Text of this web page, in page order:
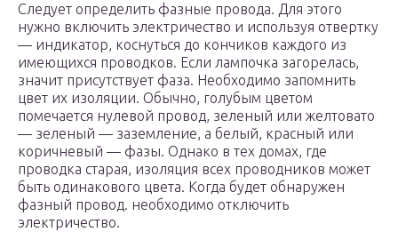
Следует определить фазные провода. Для этого
нужно включить электричество и используя отвертку
— индикатор, коснуться до кончиков каждого из
имеющихся проводков. Если лампочка загорелась,
значит присутствует фаза. Необходимо запомнить
цвет их изоляции. Обычно, голубым цветом
помечается нулевой провод, зеленый или желтовато
— зеленый — заземление, а белый, красный или
коричневый — фазы. Однако в тех домах, где
проводка старая, изоляция всех проводников может
быть одинакового цвета. Когда будет обнаружен
фазный провод. необходимо отключить
электричество.